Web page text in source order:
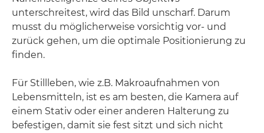
unterschreitest, wird das Bild unscharf. Darum
musst du möglicherweise vorsichtig vor- und
zurück gehen, um die optimale Positionierung zu
finden.
Für Stillleben, wie z.B. Makroaufnahmen von
Lebensmitteln, ist es am besten, die Kamera auf
einem Stativ oder einer anderen Halterung zu
befestigen, damit sie fest sitzt und sich nicht